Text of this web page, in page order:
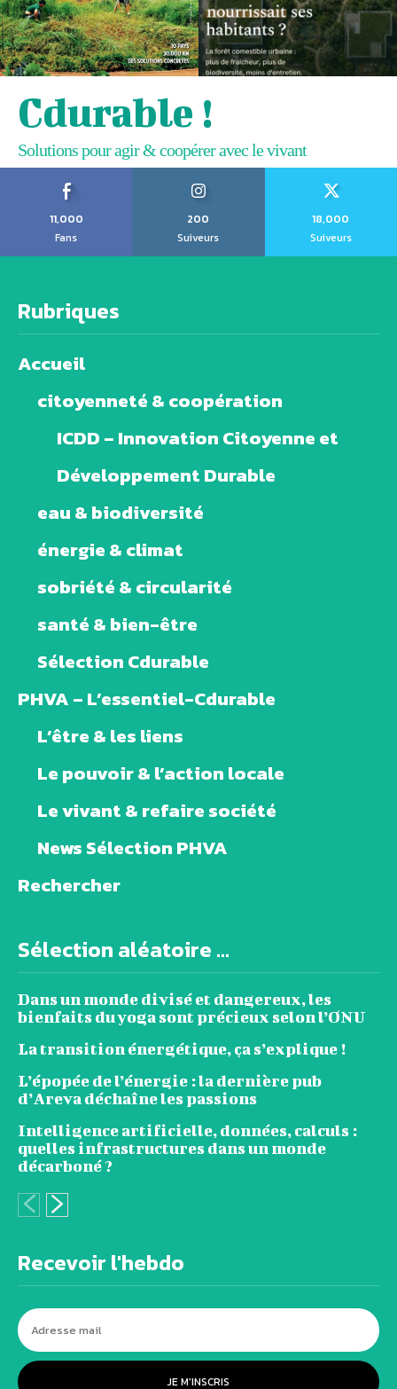
Cdurable !
Solutions pour agir & coopérer avec le vivant
11,000
Fans
200
Suiveurs
18,000
Suiveurs
Rubriques
Accueil
citoyenneté & coopération
ICDD – Innovation Citoyenne et
Développement Durable
eau & biodiversité
énergie & climat
sobriété & circularité
santé & bien-être
Sélection Cdurable
PHVA – L’essentiel-Cdurable
L’être & les liens
Le pouvoir & l’action locale
Le vivant & refaire société
News Sélection PHVA
Rechercher
Sélection aléatoire ...
Dans un monde divisé et dangereux, les
bienfaits du yoga sont précieux selon l’ONU
La transition énergétique, ça s’explique !
L’épopée de l’énergie : la dernière pub
d’Areva déchaîne les passions
Intelligence artificielle, données, calculs :
quelles infrastructures dans un monde
décarboné ?
Recevoir l'hebdo
JE M'INSCRIS